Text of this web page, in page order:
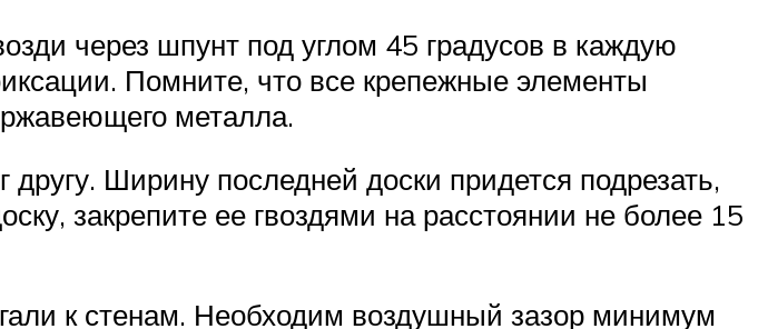
через шпунт под углом 45 градусов в каждую
Помните, что все крепежные элементы
металла.
Ширину последней доски придется подрезать,
закрепите ее гвоздями на расстоянии не более 15
к стенам. Необходим воздушный зазор минимум